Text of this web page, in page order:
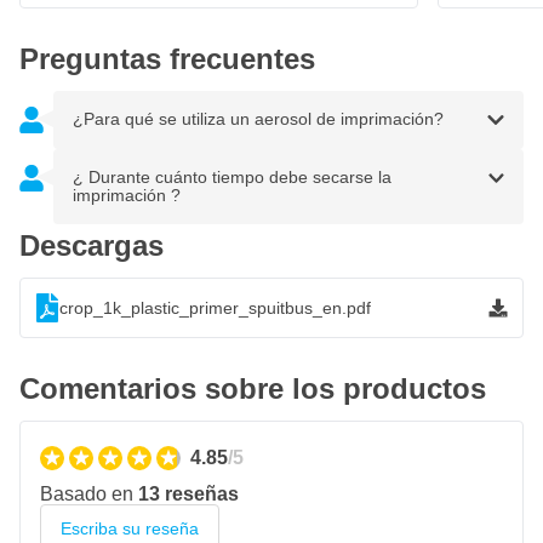
Se puede pintar con pinturas de uno y dos componentes
Laminado EP
PBTP
PC
POM
PPO
PUR duro
PUR blando
PVC
Preguntas frecuentes
¿Para qué se utiliza un aerosol de imprimación?
¿ Durante cuánto tiempo debe secarse la
imprimación ?
Descargas
crop_1k_plastic_primer_spuitbus_en.pdf
Comentarios sobre los productos
4.85/5
Basado en 13 reseñas
Escriba su reseña